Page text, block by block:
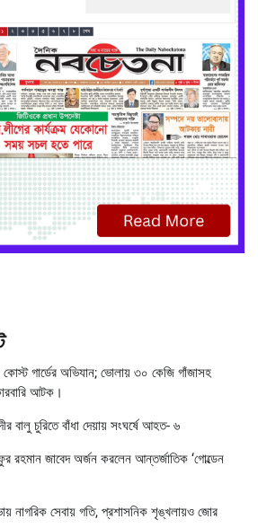
কোস্ট গার্ডের অভিযান; ভোলায় ৩০ কেজি গাঁজাসহ
আটক।
বালু চুরিতে বাঁধা দেয়ায় সংঘর্ষে আহত- ৬
রহমান জাবেদ অর্জন করলেন আন্তর্জাতিক ‘গোল্ডেন
নাগরিক সেবায় গতি, প্রশাসনিক শৃঙ্খলায়ও জোর